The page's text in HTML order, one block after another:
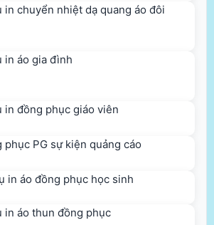
in chuyển nhiệt dạ quang áo đôi
in áo gia đình
in đồng phục giáo viên
phục PG sự kiện quảng cáo
in áo đồng phục học sinh
in áo thun đồng phục